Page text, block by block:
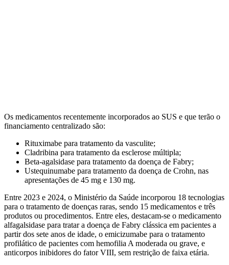
Os medicamentos recentemente incorporados ao SUS e que terão o
financiamento centralizado são:
Rituximabe para tratamento da vasculite;
Cladribina para tratamento da esclerose múltipla;
Beta-agalsidase para tratamento da doença de Fabry;
Ustequinumabe para tratamento da doença de Crohn, nas
apresentações de 45 mg e 130 mg.
Entre 2023 e 2024, o Ministério da Saúde incorporou 18 tecnologias
para o tratamento de doenças raras, sendo 15 medicamentos e três
produtos ou procedimentos. Entre eles, destacam-se o medicamento
alfagalsidase para tratar a doença de Fabry clássica em pacientes a
partir dos sete anos de idade, o emicizumabe para o tratamento
profilático de pacientes com hemofilia A moderada ou grave, e
anticorpos inibidores do fator VIII, sem restrição de faixa etária.